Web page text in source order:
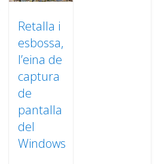
Retalla i
esbossa,
l’eina de
captura
de
pantalla
del
Windows